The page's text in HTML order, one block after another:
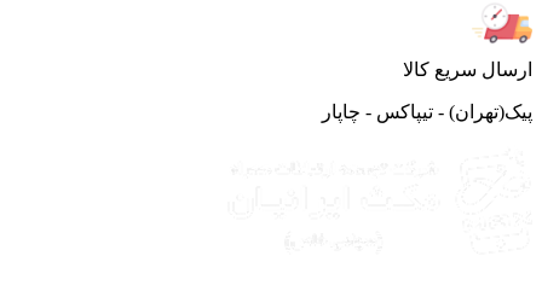
سریع کالا
- تیپاکس - چاپار